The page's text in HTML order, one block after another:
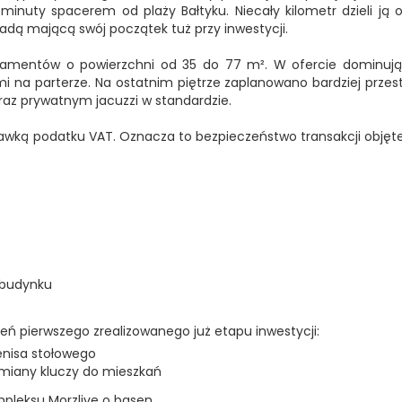
spacerem od plaży Bałtyku. Niecały kilometr dzieli
mającą swój początek tuż przy inwestycji.
o powierzchni od 35 do 77 m². W ofercie
na parterze. Na ostatnim piętrze zaplanowano bardziej
prywatnym jacuzzi w standardzie.
podatku VAT. Oznacza to bezpieczeństwo transakcji
pierwszego zrealizowanego już etapu inwestycji:
stołowego
kluczy do mieszkań